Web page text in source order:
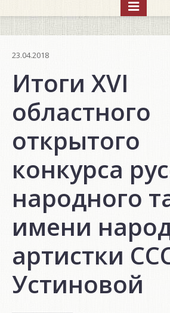
23.04.2018
Итоги XVI
областного
открытого
конкурса
народного
имени
артистки
Устиновой